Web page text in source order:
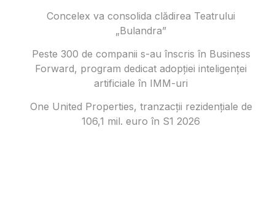
Concelex va consolida clădirea Teatrului
„Bulandra”
Peste 300 de companii s-au înscris în Business
Forward, program dedicat adopției inteligenței
artificiale în IMM-uri
One United Properties, tranzacţii rezidenţiale de
106,1 mil. euro în S1 2026